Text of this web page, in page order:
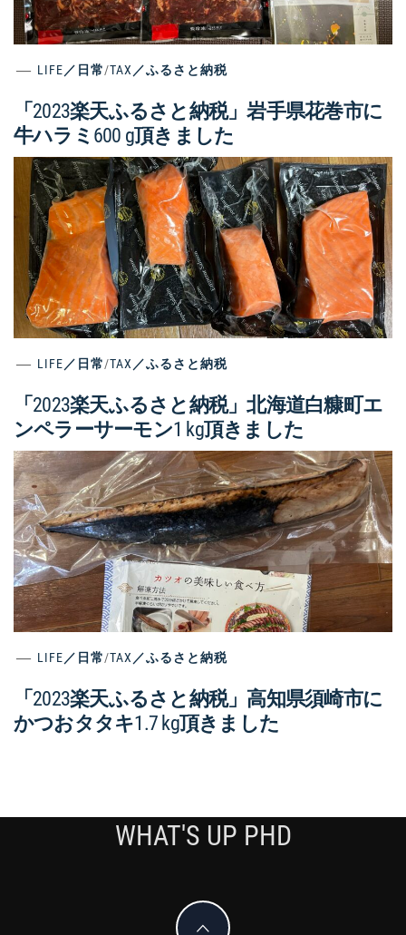
LIFE／日常/TAX／ふるさと納税
「2023楽天ふるさと納税」岩手県花巻市に
牛ハラミ600 g頂きました
LIFE／日常/TAX／ふるさと納税
「2023楽天ふるさと納税」北海道白糠町エ
ンペラーサーモン1 kg頂きました
LIFE／日常/TAX／ふるさと納税
「2023楽天ふるさと納税」高知県須崎市に
かつおタタキ1.7 kg頂きました
WHAT'S UP PHD